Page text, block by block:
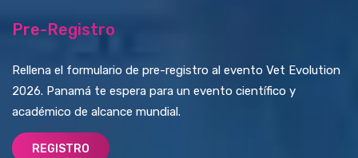
Pre-Registro
Rellena el formulario de pre-registro al evento Vet Evolution
2026. Panamá te espera para un evento científico y
académico de alcance mundial.
REGISTRO